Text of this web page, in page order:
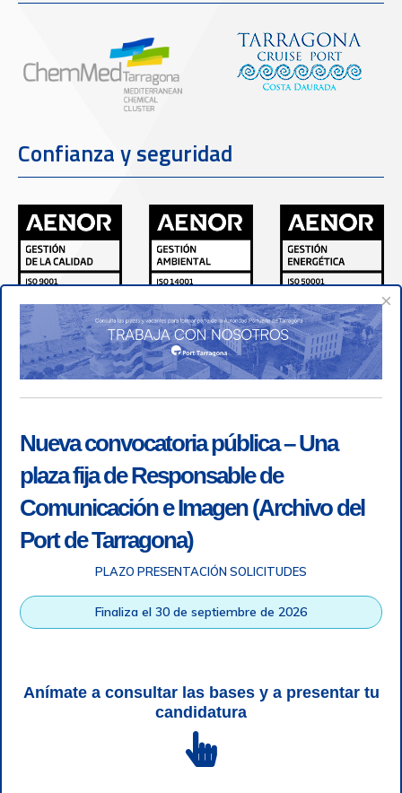
Confianza y seguridad
grabación telefónica
| SGSI |
Login
Autoridad Portuaria de Tarragona © Todos los derechos
×
Nueva convocatoria pública – Una
plaza fija de Responsable de
Comunicación e Imagen (Archivo del
Port de Tarragona)
PLAZO PRESENTACIÓN SOLICITUDES
Finaliza el 30 de septiembre de 2026
Anímate a consultar las bases y a presentar tu
candidatura